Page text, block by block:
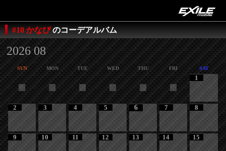
#10 かなぴのコーデアルバム
2026 08
SUN MON TUE WED THU FRI SAT
1
2 3 4 5 6 7 8
9 10 11 12 13 14 15